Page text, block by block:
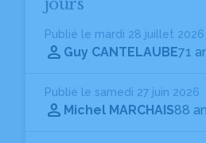
jours
Publié le mardi 28 juillet 2026
Guy CANTELAUBE71
Publié le samedi 27 juin 2026
Michel MARCHAIS88